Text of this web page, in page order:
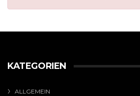
KATEGORIEN
ALLGEMEIN